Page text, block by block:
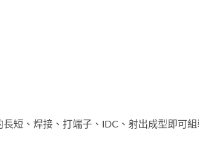
短、焊接、打端子、IDC、射出成型即可